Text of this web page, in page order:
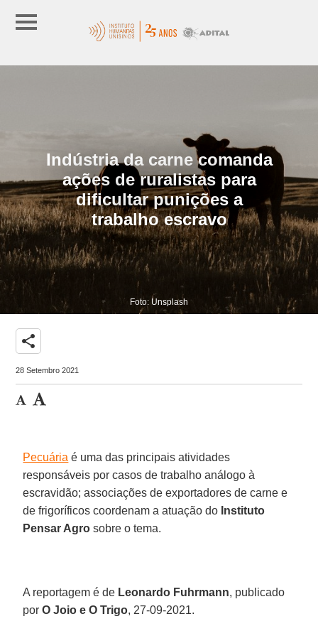
Indústria da carne comanda
ações de ruralistas para
dificultar punições a
trabalho escravo
Foto: Unsplash
share
28 Setembro 2021
Pecuária é uma das principais atividades
responsáveis por casos de trabalho análogo à
escravidão; associações de exportadores de carne e
de frigoríficos coordenam a atuação do Instituto
Pensar Agro sobre o tema.
A reportagem é de Leonardo Fuhrmann, publicado
porO Joio e O Trigo, 27-09-2021.